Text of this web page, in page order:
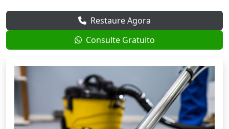
Restaure Agora
Consulte Gratuito